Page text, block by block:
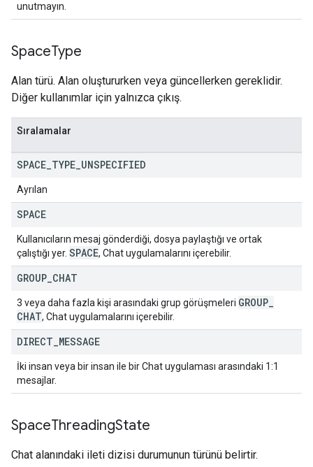
unutmayın.
SpaceType
Alan türü. Alan oluştururken veya güncellerken gereklidir.
Diğer kullanımlar için yalnızca çıkış.
Sıralamalar
SPACE TYPE UNSPECIFIED
Ayrılan
SPACE
Kullanıcıların mesaj gönderdiği, dosya paylaştığı ve ortak
çalıştığı yer. SPACE, Chat uygulamalarını içerebilir.
GROUP CHAT
3 veya daha fazla kişi arasındaki grup görüşmeleri GROUP
CHAT, Chat uygulamalarını içerebilir.
DIRECT MESSAGE
İki insan veya bir insan ile bir Chat uygulaması arasındaki 1:1
mesajlar.
SpaceThreadingState
Chat alanındaki ileti dizisi durumunun türünü belirtir.